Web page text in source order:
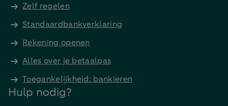
Zelf regelen
Standaardbankverklaring
Rekening openen
Alles over je betaalpas
Toegankelijkheid: bankieren
Hulp nodig?